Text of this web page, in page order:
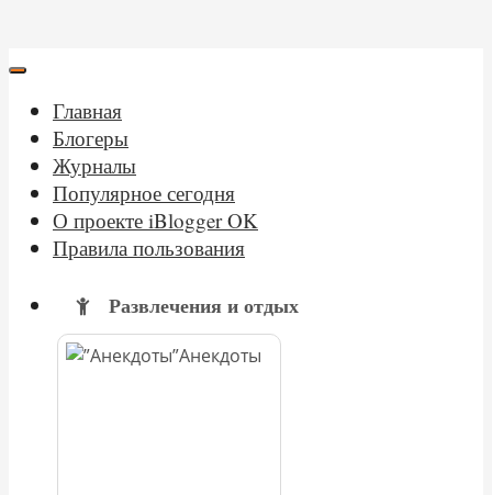
Главная
Блогеры
Журналы
Популярное сегодня
О проекте iBlogger OK
Правила пользования
Развлечения и отдых
Анекдоты